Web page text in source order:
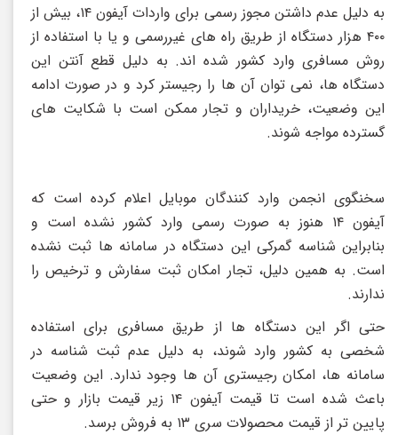
به دلیل عدم داشتن مجوز رسمی برای واردات آیفون ۱۴، بیش از
۴۰۰ هزار دستگاه از طریق راه های غیررسمی و یا با استفاده از
روش مسافری وارد کشور شده اند. به دلیل قطع آنتن این
دستگاه ها، نمی توان آن ها را رجیستر کرد و در صورت ادامه
این وضعیت، خریداران و تجار ممکن است با شکایت های
گسترده مواجه شوند.
سخنگوی انجمن وارد کنندگان موبایل اعلام کرده است که
آیفون ۱۴ هنوز به صورت رسمی وارد کشور نشده است و
بنابراین شناسه گمرکی این دستگاه در سامانه ها ثبت نشده
است. به همین دلیل، تجار امکان ثبت سفارش و ترخیص را
ندارند.
حتی اگر این دستگاه ها از طریق مسافری برای استفاده
شخصی به کشور وارد شوند، به دلیل عدم ثبت شناسه در
سامانه ها، امکان رجیستری آن ها وجود ندارد. این وضعیت
باعث شده است تا قیمت آیفون ۱۴ زیر قیمت بازار و حتی
پایین تر از قیمت محصولات سری ۱۳ به فروش برسد.